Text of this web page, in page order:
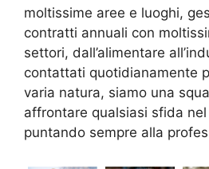
moltissime aree e luoghi,
contratti annuali con
settori, dall’alimentare
contattati quotidianamente
varia natura, siamo una
affrontare qualsiasi sfida
puntando sempre alla